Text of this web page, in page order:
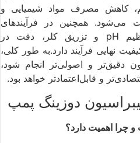
کاهش مصرف مواد شیمیایی و
می‌شود. همچنین در فرآیندهای
حساس مانند تصفیه آب، تنظیم pH و تزریق کلر، دقت در
نهایی فرآیند دارد.به طور کلی،
دقیق‌تر و اصولی‌تر انجام شود،
و قابل‌اعتمادتر خواهد بود.
دوزینگ پمپ
چرا اهمیت دارد؟